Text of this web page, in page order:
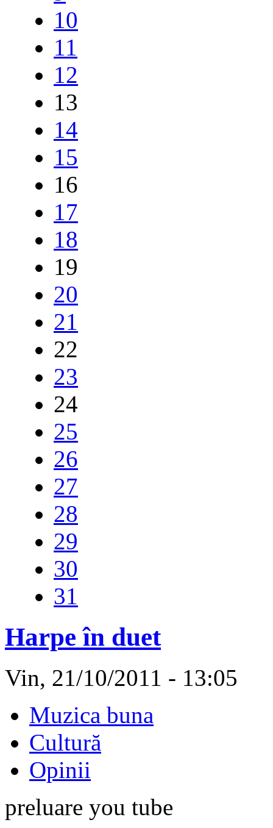
10
11
12
13
14
15
16
17
18
19
20
21
22
23
24
25
26
27
28
29
30
31
Harpe în duet
Vin, 21/10/2011 - 13:05
Muzica buna
Cultură
Opinii
preluare you tube